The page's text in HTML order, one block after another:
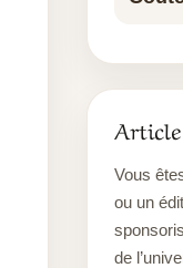
Vous
ou un
de